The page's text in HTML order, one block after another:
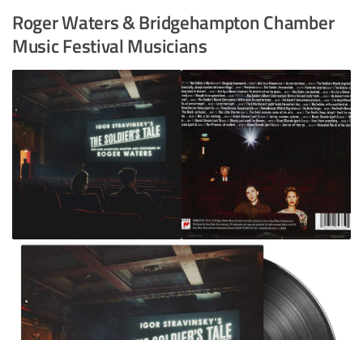
Roger Waters & Bridgehampton Chamber
Music Festival Musicians